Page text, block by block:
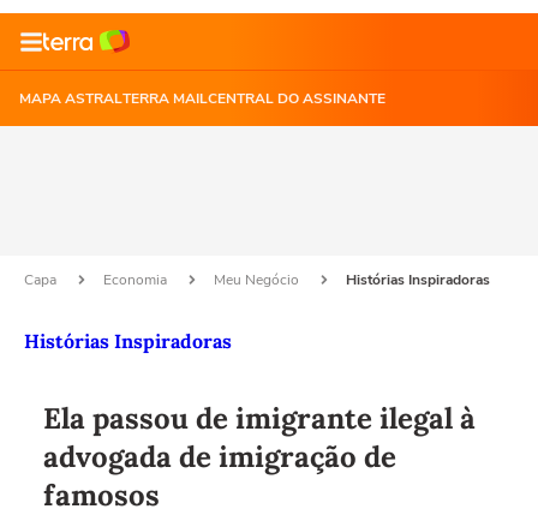
MAPA ASTRALTERRA MAILCENTRAL DO ASSINANTE
Capa Economia Meu Negócio Histórias Inspiradoras
Histórias Inspiradoras
Ela passou de imigrante ilegal à
advogada de imigração de
famosos